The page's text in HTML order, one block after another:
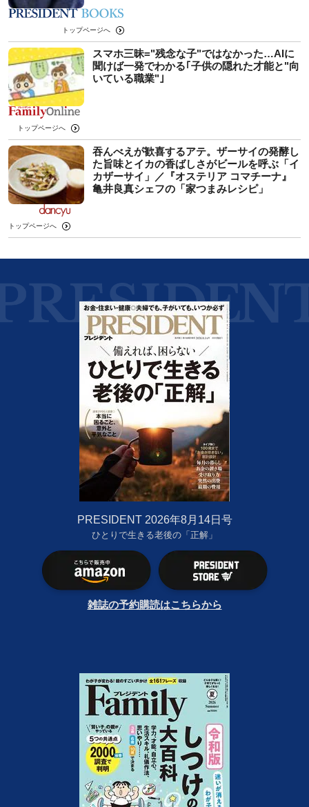
トップページへ
スマホ三昧="残念な子"ではなかった…AIに
聞けば一発でわかる｢子供の隠れた才能と"向
いている職業"｣
トップページへ
吞んべえが歓喜するアテ。ザーサイの発酵し
た旨味とイカの香ばしさがビールを呼ぶ「イ
カザーサイ」／『オステリア コマチーナ』
⻲井良真シェフの「家つまみレシピ」
トップページへ
PRESIDENT 2026年8月14日号
ひとりで生きる老後の「正解」
雑誌の予約購読はこちらから